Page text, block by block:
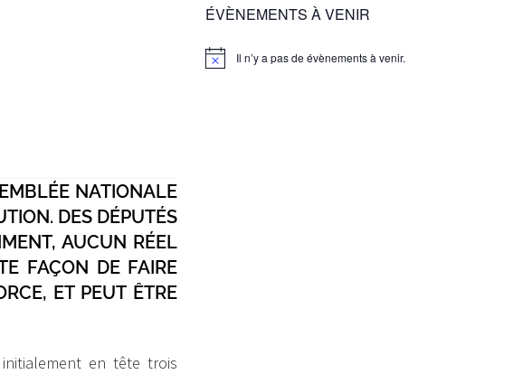
NATIONALE
DES DÉPUTÉS
AUCUN RÉEL
FAÇON DE FAIRE
ET PEUT ÊTRE
en tête trois
ÉVÈNEMENTS À VENIR
Il n’y a pas de évènements à venir.